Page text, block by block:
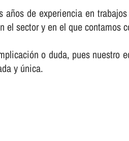
años de experiencia en
el sector y en el que contamos
o duda, pues
y única.